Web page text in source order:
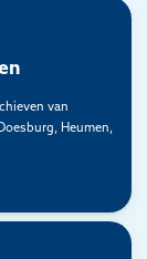
van
Heumen,